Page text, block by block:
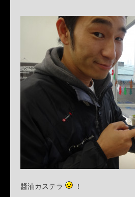
醬油カステラ ！